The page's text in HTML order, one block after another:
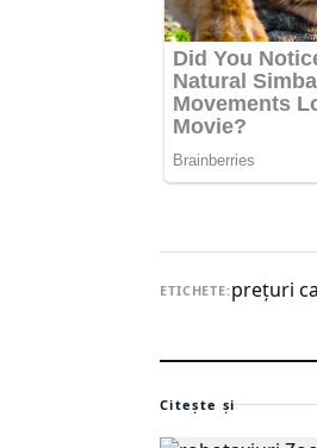
ETICHETE:preţuri
Citește și